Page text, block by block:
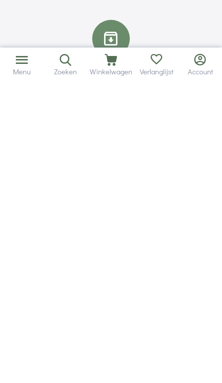
Altijd 120 dagen retourrecht.
Menu Zoeken Winkelwagen Verlanglijst Account